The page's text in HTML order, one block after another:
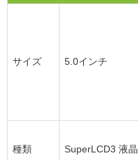
サイズ 5.0インチ
種類 SuperLCD3 液晶